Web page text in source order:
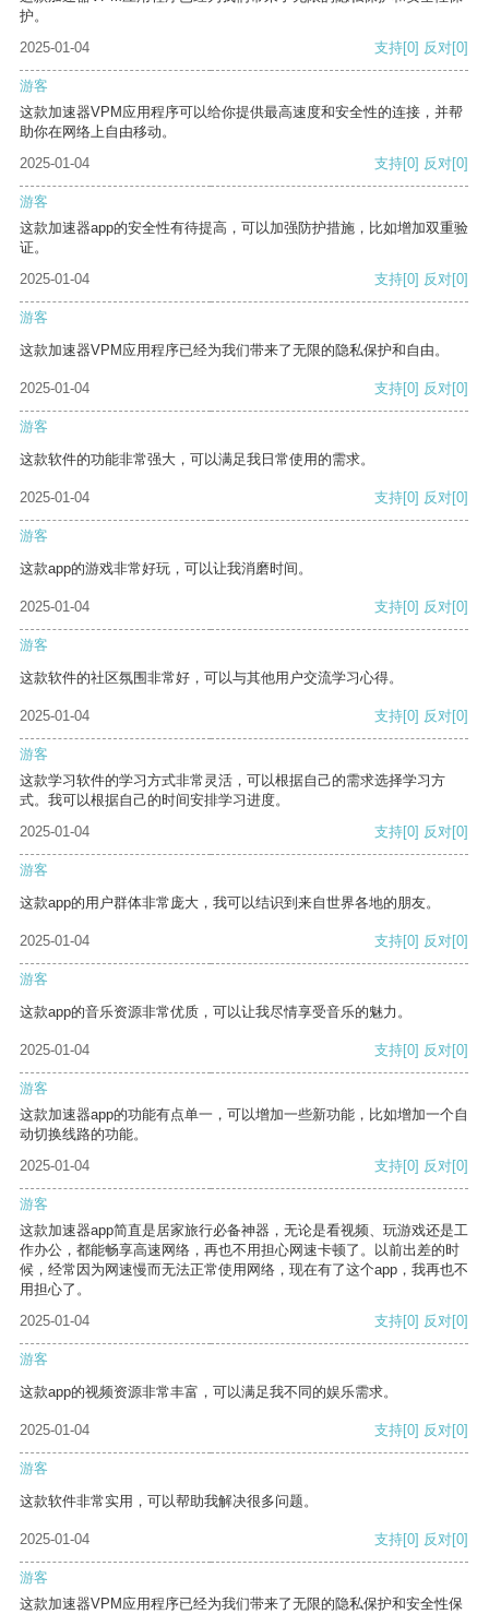
护。
2025-01-04
支持[0] 反对[0]
游客
这款加速器VPM应用程序可以给你提供最高速度和安全性的连接，并帮
助你在网络上自由移动。
2025-01-04
支持[0] 反对[0]
游客
这款加速器app的安全性有待提高，可以加强防护措施，比如增加双重验
证。
2025-01-04
支持[0] 反对[0]
游客
这款加速器VPM应用程序已经为我们带来了无限的隐私保护和自由。
2025-01-04 支持[0] 反对[0]
游客
这款软件的功能非常强大，可以满足我日常使用的需求。
2025-01-04 支持[0] 反对[0]
游客
这款app的游戏非常好玩，可以让我消磨时间。
2025-01-04 支持[0] 反对[0]
游客
这款软件的社区氛围非常好，可以与其他用户交流学习心得。
2025-01-04 支持[0] 反对[0]
游客
这款学习软件的学习方式非常灵活，可以根据自己的需求选择学习方
式。我可以根据自己的时间安排学习进度。
2025-01-04
支持[0] 反对[0]
游客
这款app的用户群体非常庞大，我可以结识到来自世界各地的朋友。
2025-01-04 支持[0] 反对[0]
游客
这款app的音乐资源非常优质，可以让我尽情享受音乐的魅力。
2025-01-04 支持[0] 反对[0]
游客
这款加速器app的功能有点单一，可以增加一些新功能，比如增加一个自
动切换线路的功能。
2025-01-04
支持[0] 反对[0]
游客
这款加速器app简直是居家旅行必备神器，无论是看视频、玩游戏还是工
作办公，都能畅享高速网络，再也不用担心网速卡顿了。以前出差的时
候，经常因为网速慢而无法正常使用网络，现在有了这个app，我再也不
用担心了。
2025-01-04
支持[0] 反对[0]
游客
这款app的视频资源非常丰富，可以满足我不同的娱乐需求。
2025-01-04 支持[0] 反对[0]
游客
这款软件非常实用，可以帮助我解决很多问题。
2025-01-04 支持[0] 反对[0]
游客
这款加速器VPM应用程序已经为我们带来了无限的隐私保护和安全性保